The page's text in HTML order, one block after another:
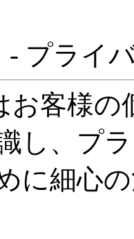
- プライ
お客様の
し、プ
に細心